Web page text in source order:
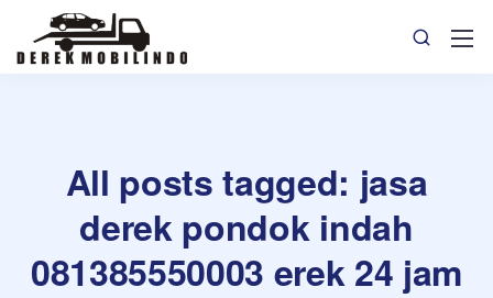
All posts tagged: jasa
derek pondok indah
081385550003 erek 24 jam